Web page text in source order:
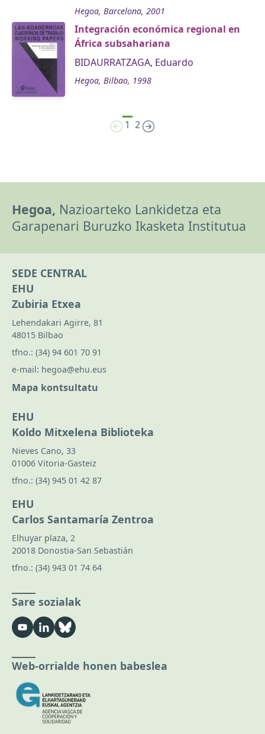
Hegoa, Barcelona, 2001
Integración económica regional en
África subsahariana
BIDAURRATZAGA, Eduardo
Hegoa, Bilbao, 1998
1 2
Hegoa, Nazioarteko Lankidetza eta
Garapenari Buruzko Ikasketa Institutua
SEDE CENTRAL
EHU
Zubiria Etxea
Lehendakari Agirre, 81
48015 Bilbao
tfno.: (34) 94 601 70 91
e-mail: hegoa@ehu.eus
Mapa kontsultatu
EHU
Koldo Mitxelena Biblioteka
Nieves Cano, 33
01006 Vitoria-Gasteiz
tfno.: (34) 945 01 42 87
EHU
Carlos Santamaría Zentroa
Elhuyar plaza, 2
20018 Donostia-San Sebastián
tfno.: (34) 943 01 74 64
Sare sozialak
Web-orrialde honen babeslea